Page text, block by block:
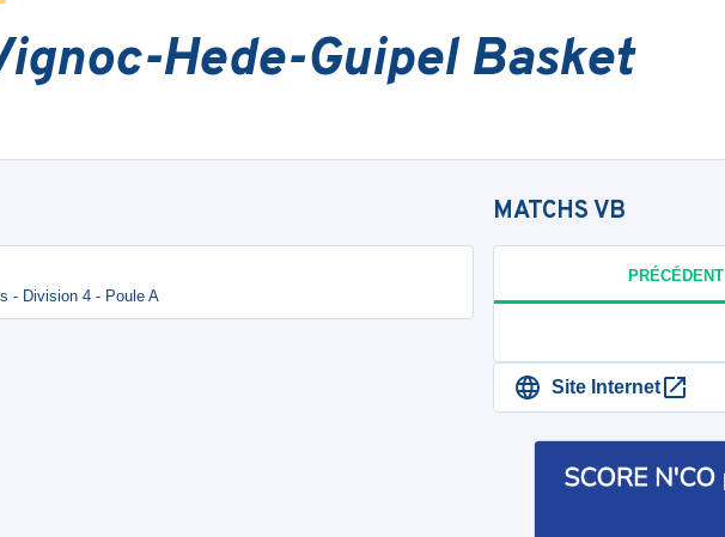
Hede-Guipel Basket
- Division 4 - Poule A
MATCHSVB
PRÉCÉDENT
Site Internet